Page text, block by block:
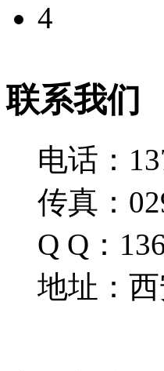
4
联系我们
电话：
传真：
Q Q：
地址：